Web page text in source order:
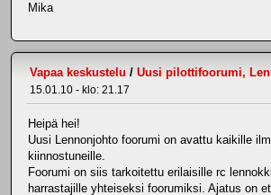
Mika
Vapaa keskustelu / Uusi pilottifoorumi,
15.01.10 - klo: 21.17
Heipä hei!
Uusi Lennonjohto foorumi on avattu kaikille
kiinnostuneille.
Foorumi on siis tarkoitettu erilaisille rc
harrastajille yhteiseksi foorumiksi. Ajatus on